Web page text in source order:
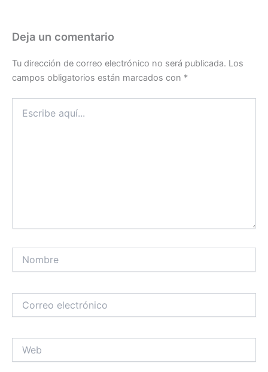
Deja un comentario
Tu dirección de correo electrónico no será publicada. Los
campos obligatorios están marcados con *
aquí...
electrónico